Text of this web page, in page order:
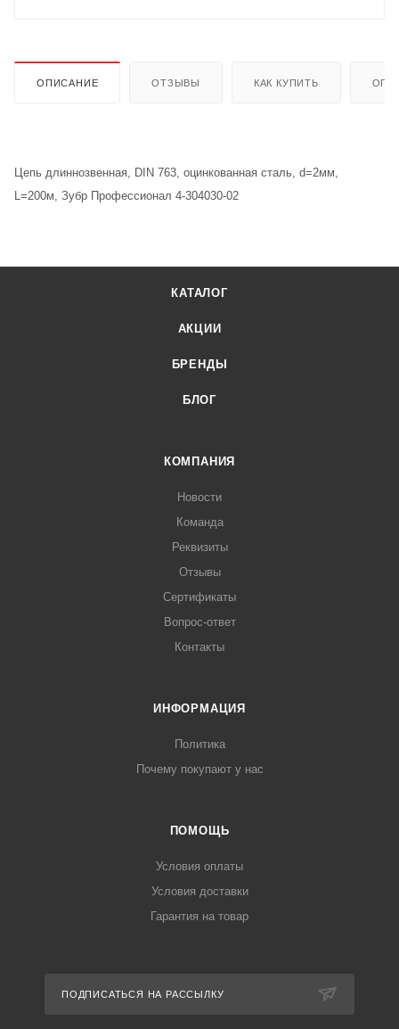
ОПИСАНИЕ ОТЗЫВЫ КАК КУПИТЬ
Цепь длиннозвенная, DIN 763, оцинкованная сталь, d=2мм,
L=200м, Зубр Профессионал 4-304030-02
КАТАЛОГ
АКЦИИ
БРЕНДЫ
БЛОГ
КОМПАНИЯ
Новости
Команда
Реквизиты
Отзывы
Сертификаты
Вопрос-ответ
Контакты
ИНФОРМАЦИЯ
Политика
Почему покупают у нас
ПОМОЩЬ
Условия оплаты
Условия доставки
Гарантия на товар
ПОДПИСАТЬСЯ НА РАССЫЛКУ